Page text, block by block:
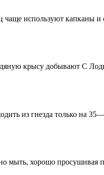
используют капканы и
крысу добывают С
из гнезда только на
мыть, хорошо просушивая